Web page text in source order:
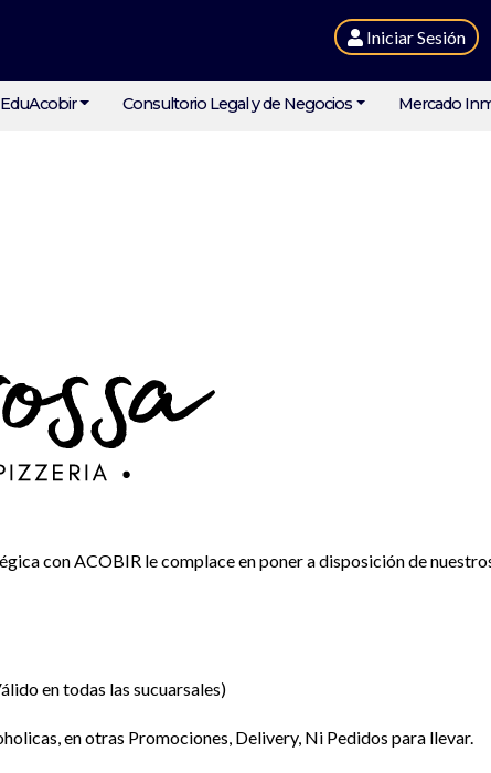
Iniciar Sesión
EduAcobir Consultorio Legal y de Negocios Mercado
con ACOBIR le complace en poner a disposición de
en todas las sucuarsales)
en otras Promociones, Delivery, Ni Pedidos para llevar.